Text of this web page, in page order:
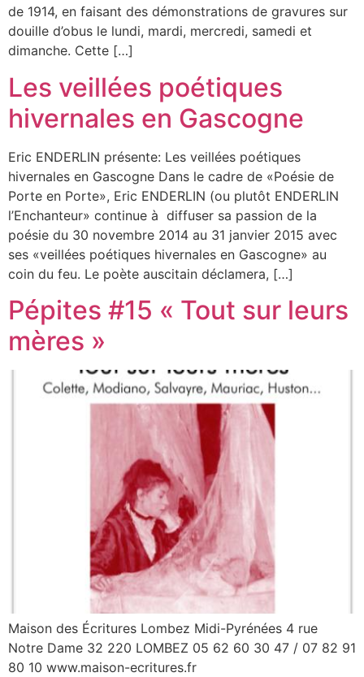
de 1914, en faisant des démonstrations de gravures sur
douille d’obus le lundi, mardi, mercredi, samedi et
dimanche. Cette […]
Les veillées poétiques
hivernales en Gascogne
Eric ENDERLIN présente: Les veillées poétiques
hivernales en Gascogne Dans le cadre de «Poésie de
Porte en Porte», Eric ENDERLIN (ou plutôt ENDERLIN
l’Enchanteur» continue à diffuser sa passion de la
poésie du 30 novembre 2014 au 31 janvier 2015 avec
ses «veillées poétiques hivernales en Gascogne» au
coin du feu. Le poète auscitain déclamera, […]
Pépites #15 « Tout sur leurs
mères »
Maison des Écritures Lombez Midi-Pyrénées 4 rue
Notre Dame 32 220 LOMBEZ 05 62 60 30 47 / 07 82 91
80 10 www.maison-ecritures.fr